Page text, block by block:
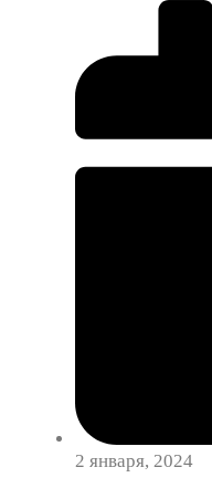
2 января, 2024